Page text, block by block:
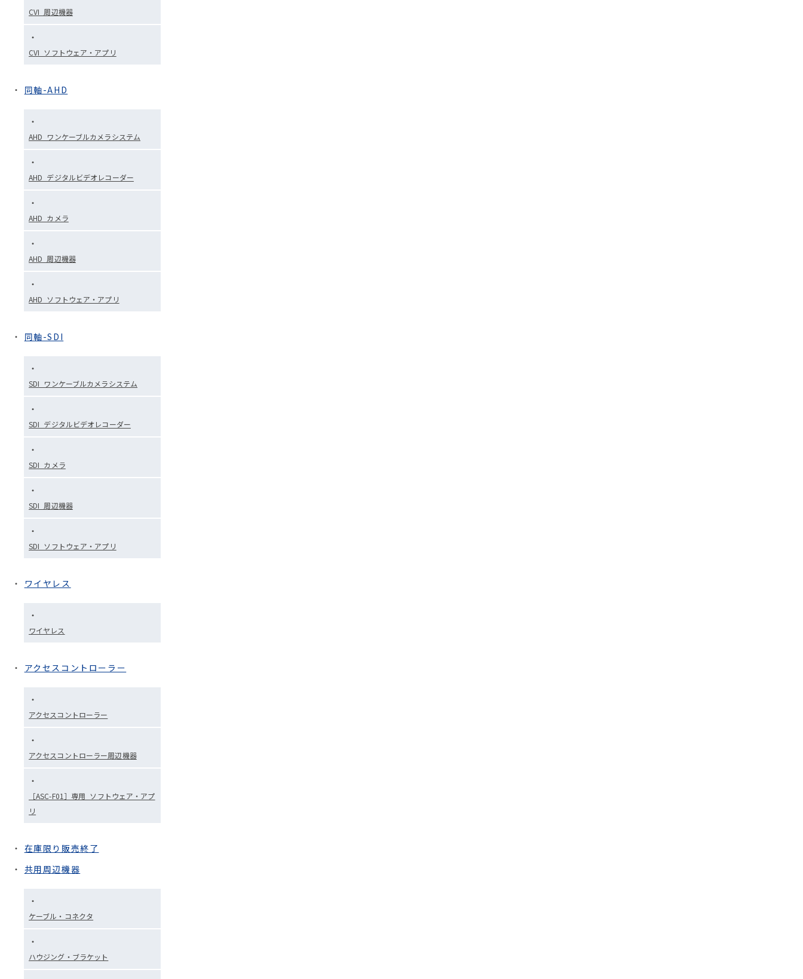
CVI_周辺機器
CVI_ソフトウェア・アプリ
同軸-AHD
AHD_ワンケーブルカメラシステム
AHD_デジタルビデオレコーダー
AHD_カメラ
AHD_周辺機器
AHD_ソフトウェア・アプリ
同軸-SDI
SDI_ワンケーブルカメラシステム
SDI_デジタルビデオレコーダー
SDI_カメラ
SDI_周辺機器
SDI_ソフトウェア・アプリ
ワイヤレス
ワイヤレス
アクセスコントローラー
アクセスコントローラー
アクセスコントローラー周辺機器
［ASC-F01］専用_ソフトウェア・アプ
リ
在庫限り販売終了
共用周辺機器
ケーブル・コネクタ
ハウジング・ブラケット